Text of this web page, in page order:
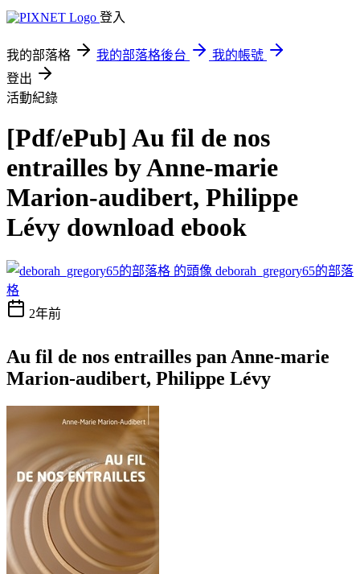
登入
我的部落格 我的部落格後台
我的帳號
登出
活動紀錄
[Pdf/ePub] Au fil de nos
entrailles by Anne-marie
Marion-audibert, Philippe
Lévy download ebook
deborah_gregory65的部落
格
2年前
Au fil de nos entrailles pan Anne-marie
Marion-audibert, Philippe Lévy